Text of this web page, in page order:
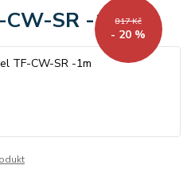
SR -1m817 Kč
- 20 %